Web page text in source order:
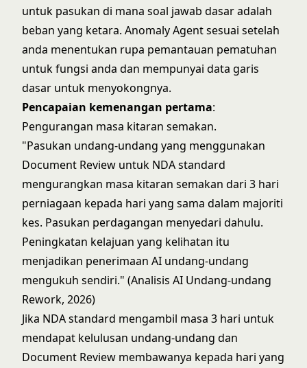
untuk pasukan di mana soal jawab dasar adalah
beban yang ketara. Anomaly Agent sesuai setelah
anda menentukan rupa pemantauan pematuhan
untuk fungsi anda dan mempunyai data garis
dasar untuk menyokongnya.
Pencapaian kemenangan pertama:
Pengurangan masa kitaran semakan.
"Pasukan undang-undang yang menggunakan
Document Review untuk NDA standard
mengurangkan masa kitaran semakan dari 3 hari
perniagaan kepada hari yang sama dalam majoriti
kes. Pasukan perdagangan menyedari dahulu.
Peningkatan kelajuan yang kelihatan itu
menjadikan penerimaan AI undang-undang
mengukuh sendiri." (Analisis AI Undang-undang
Rework, 2026)
Jika NDA standard mengambil masa 3 hari untuk
mendapat kelulusan undang-undang dan
Document Review membawanya kepada hari yang